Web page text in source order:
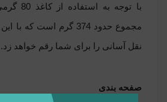
با توجه
مجموع حدود 374 گرم است
نقل آسانی را برای شما رقم خواهد زد .
صفحه بندی